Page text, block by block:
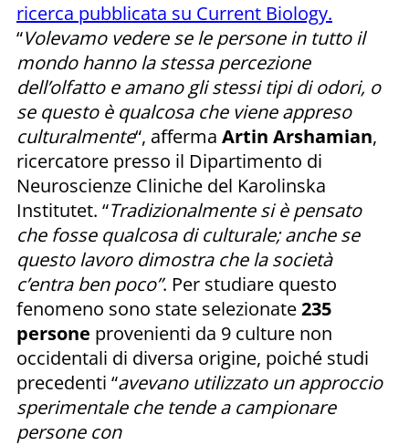
ricerca pubblicata su Current Biology.
“Volevamo vedere se le persone in tutto il
mondo hanno la stessa percezione
dell’olfatto e amano gli stessi tipi di odori, o
se questo è qualcosa che viene appreso
culturalmente“, afferma Artin Arshamian,
ricercatore presso il Dipartimento di
Neuroscienze Cliniche del Karolinska
Institutet. “Tradizionalmente si è pensato
che fosse qualcosa di culturale; anche se
questo lavoro dimostra che la società
c’entra ben poco”. Per studiare questo
fenomeno sono state selezionate235
persone provenienti da 9 culture non
occidentali di diversa origine, poiché studi
precedenti “avevano utilizzato un approccio
sperimentale che tende a campionare
persone con